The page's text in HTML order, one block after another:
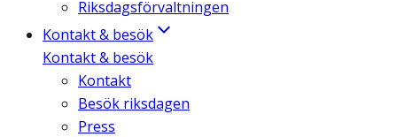
Riksdagsförvaltningen
Kontakt & besök
Kontakt & besök
Kontakt
Besök riksdagen
Press